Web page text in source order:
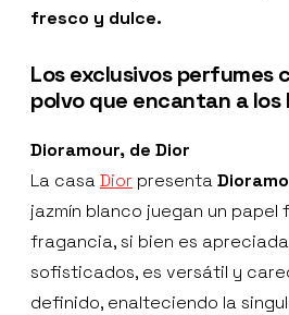
fresco y dulce.
Los exclusivos perfumes
polvo que encantan a los
Dioramour, de Dior
La casaDior presenta
jazmín blanco juegan un papel
fragancia, si bien es
sofisticados, es versátil y
definido, enalteciendo la